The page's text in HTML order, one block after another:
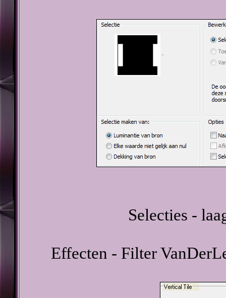
Selecties -
Effecten - Filter